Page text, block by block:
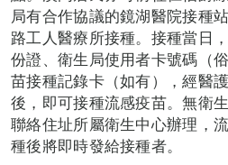
局有合作協議的鏡湖醫院接種
路工人醫療所接種。接種當日
份證、衛生局使用者卡號碼（
苗接種記錄卡（如有），經醫
後，即可接種流感疫苗。無衛
聯絡住址所屬衛生中心辦理，
種後將即時發給接種者。